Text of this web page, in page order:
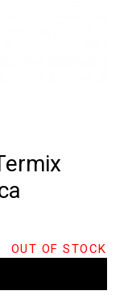
OUT OF STOCK